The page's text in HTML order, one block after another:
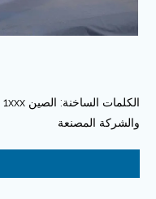
والشركة المصنعة